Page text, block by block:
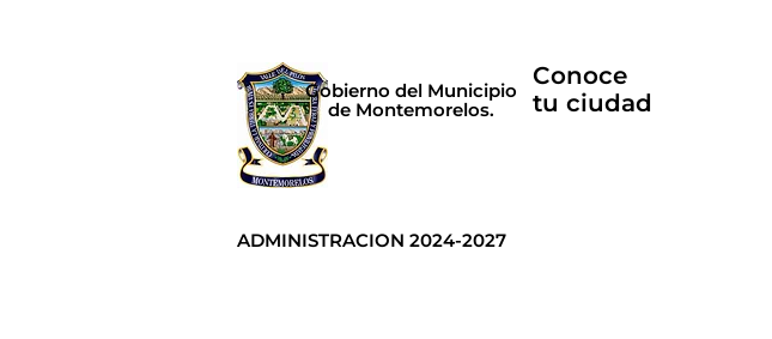
Gobierno del Municipio
de Montemorelos.
ADMINISTRACION 2024-2027
Conoce
tu ciudad